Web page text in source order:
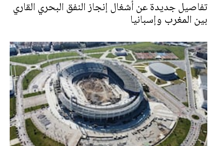
تفاصيل جديدة عن أشغال إنجاز النفق البحري القاري
بين المغرب وإسبانيا